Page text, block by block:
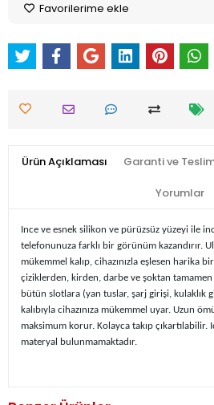
Favorilerime ekle
Ürün Açıklaması Garanti ve
Yorumlar
Ince ve esnek silikon ve pürüzsüz yüzeyi ile
telefonunuza farklı bir görünüm kazandırır.
mükemmel kalıp, cihazınızla eşlesen harika bir
çiziklerden, kirden, darbe ve şoktan tamamen
bütün slotlara (yan tuslar, şarj girişi, kulaklık
kalıbıyla cihazınıza mükemmel uyar. Uzun
maksimum korur. Kolayca takıp çıkartılabilir.
materyal bulunmamaktadır.